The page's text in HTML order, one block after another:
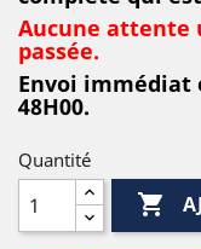
Aucune attente
passée.
Envoi immédiat
48H00.
Quantité
